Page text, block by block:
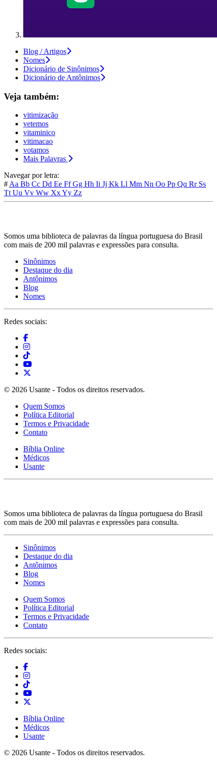
Blog / Artigos
Nomes
Dicionário de Sinônimos
Dicionário de Antônimos
Veja também:
vitimização
vetemos
vitaminico
vitimacao
votamos
Mais Palavras
Navegar por letra:
# Aa Bb Cc Dd Ee FfGg Hh Ii Jj Kk Ll Mm Nn Oo Pp Qq Rr Ss
Tt Uu Vv Ww XxYy Zz
Somos uma biblioteca de palavras da língua portuguesa do Brasil
com mais de 200 mil palavras e expressões para consulta.
Sinônimos
Destaque do dia
Antônimos
Blog
Nomes
Redes sociais:
© 2026 Usante - Todos os direitos reservados.
Quem Somos
Política Editorial
Termos e Privacidade
Contato
Bíblia Online
Médicos
Usante
Somos uma biblioteca de palavras da língua portuguesa do Brasil
com mais de 200 mil palavras e expressões para consulta.
Sinônimos
Destaque do dia
Antônimos
Blog
Nomes
Quem Somos
Política Editorial
Termos e Privacidade
Contato
Redes sociais:
Bíblia Online
Médicos
Usante
© 2026 Usante - Todos os direitos reservados.